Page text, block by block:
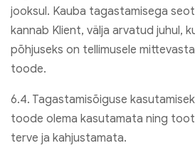
jooksul. Kauba tagastamisega
kannab Klient, välja arvatud juhul,
põhjuseks on tellimusele
toode.
6.4. Tagastamisõiguse
toode olema kasutamata ning
terve ja kahjustamata.